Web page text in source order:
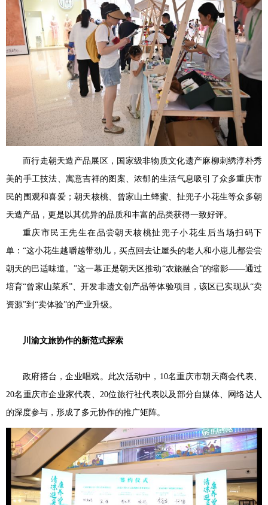
而行走朝天造产品展区，国家级非物质文化遗产麻柳刺绣淳朴秀
美的手工技法、寓意吉祥的图案、浓郁的生活气息吸引了众多重庆市
民的围观和喜爱；朝天核桃、曾家山土蜂蜜、扯兜子小花生等众多朝
天造产品，更是以其优异的品质和丰富的品类获得一致好评。
重庆市民王先生在品尝朝天核桃扯兜子小花生后当场扫码下
单：“这小花生越嚼越带劲儿，买点回去让屋头的老人和小崽儿都尝尝
朝天的巴适味道。”这一幕正是朝天区推动“农旅融合”的缩影——通过
培育“曾家山菜系”、开发非遗文创产品等体验项目，该区已实现从“卖
资源”到“卖体验”的产业升级。
川渝文旅协作的新范式探索
政府搭台，企业唱戏。此次活动中，10名重庆市朝天商会代表、
20名重庆市企业家代表、20位旅行社代表以及部分自媒体、网络达人
的深度参与，形成了多元协作的推广矩阵。